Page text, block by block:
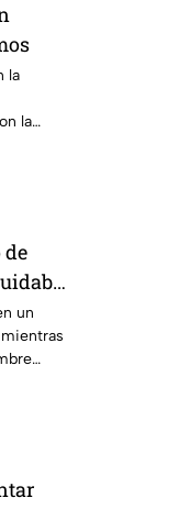
la
la
de
un